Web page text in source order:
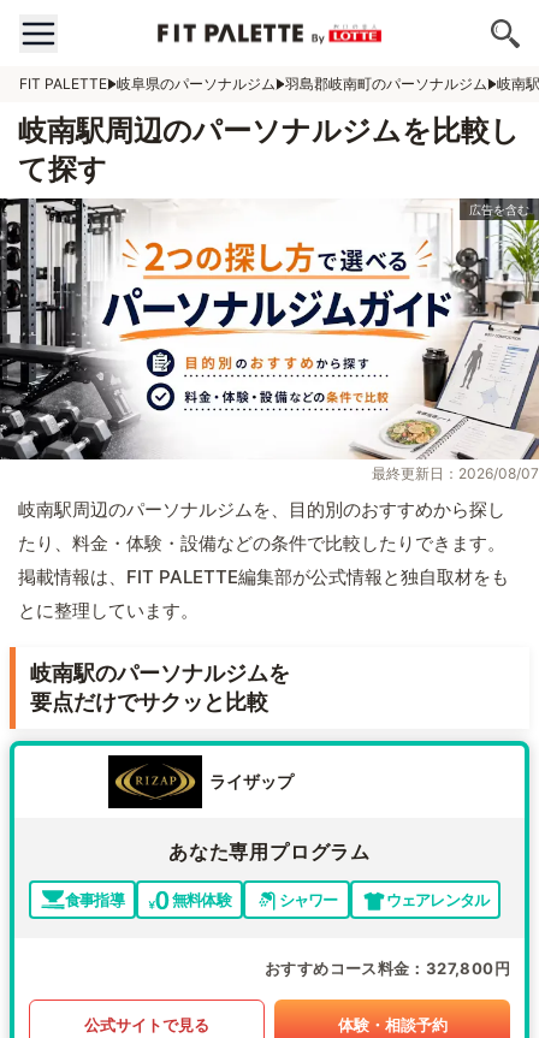
FIT PALETTE 岐阜県のパーソナルジム 羽島郡岐南町のパーソナルジム 岐南
岐南駅周辺のパーソナルジムを比較し
て探す
最終更新日：2026/08/07
岐南駅周辺のパーソナルジムを、目的別のおすすめから探し
たり、料金・体験・設備などの条件で比較したりできます。
掲載情報は、FIT PALETTE編集部が公式情報と独自取材をも
とに整理しています。
岐南駅のパーソナルジムを
要点だけでサクッと比較
ライザップ
あなた専用プログラム
食事指導 無料体験 シャワー ウェアレンタル
おすすめコース料金 327,800円
公式サイトで見る 体験・相談予約